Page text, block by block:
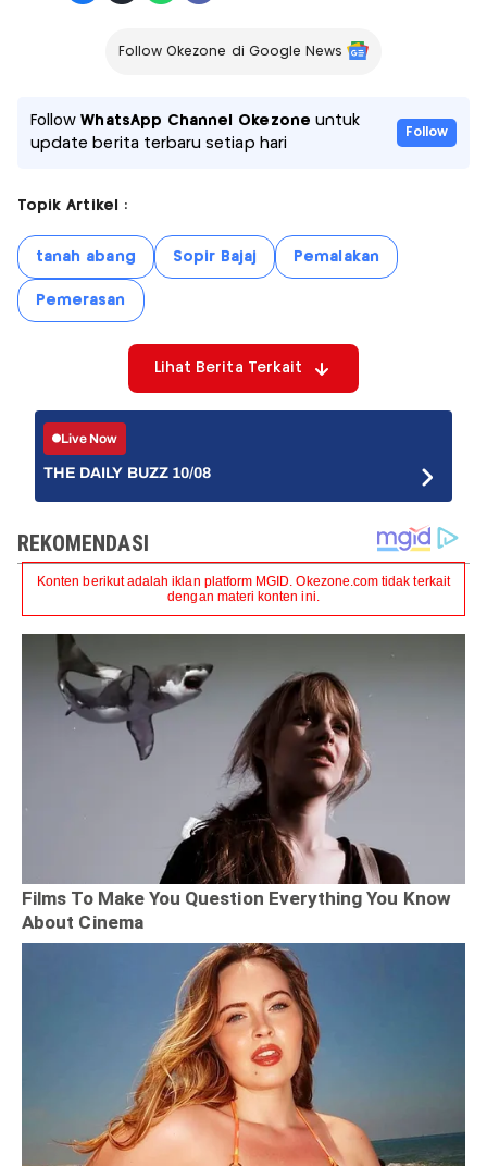
Follow Okezone di Google News
FollowWhatsApp Channel Okezone untuk
update berita terbaru setiap hari
Follow
Topik Artikel :
tanah abang Sopir Bajaj Pemalakan
Pemerasan
Lihat Berita Terkait
Live Now
THE DAILY BUZZ 10/08